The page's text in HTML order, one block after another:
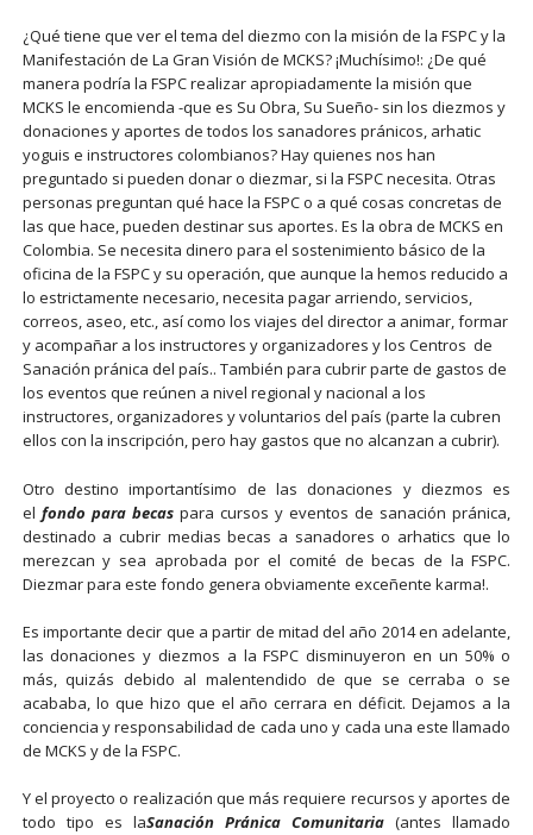
¿Qué tiene que ver el tema del diezmo con la misión de la FSPC y la
Manifestación de La Gran Visión de MCKS? ¡Muchísimo!: ¿De qué
manera podría la FSPC realizar apropiadamente la misión que
MCKS le encomienda -que es Su Obra, Su Sueño- sin los diezmos y
donaciones y aportes de todos los sanadores pránicos, arhatic
yoguis e instructores colombianos? Hay quienes nos han
preguntado si pueden donar o diezmar, si la FSPC necesita. Otras
personas preguntan qué hace la FSPC o a qué cosas concretas de
las que hace, pueden destinar sus aportes. Es la obra de MCKS en
Colombia. Se necesita dinero para el sostenimiento básico de la
oficina de la FSPC y su operación, que aunque la hemos reducido a
lo estrictamente necesario, necesita pagar arriendo, servicios,
correos, aseo, etc., así como los viajes del director a animar, formar
y acompañar a los instructores y organizadores y los Centros de
Sanación pránica del país.. También para cubrir parte de gastos de
los eventos que reúnen a nivel regional y nacional a los
instructores, organizadores y voluntarios del país (parte la cubren
ellos con la inscripción, pero hay gastos que no alcanzan a cubrir).
Otro destino importantísimo de las donaciones y diezmos es
el fondo para becaspara cursos y eventos de sanación pránica,
destinado a cubrir medias becas a sanadores o arhatics que lo
merezcan y sea aprobada por el comité de becas de la FSPC.
Diezmar para este fondo genera obviamente exceñente karma!.
Es importante decir que a partir de mitad del año 2014 en adelante,
las donaciones y diezmos a la FSPC disminuyeron en un 50% o
más, quizás debido al malentendido de que se cerraba o se
acababa, lo que hizo que el año cerrara en déficit. Dejamos a la
conciencia y responsabilidad de cada uno y cada una este llamado
de MCKS y de la FSPC.
Y el proyecto o realización que más requiere recursos y aportes de
todo tipo es laSanación Pránica Comunitaria (antes llamado